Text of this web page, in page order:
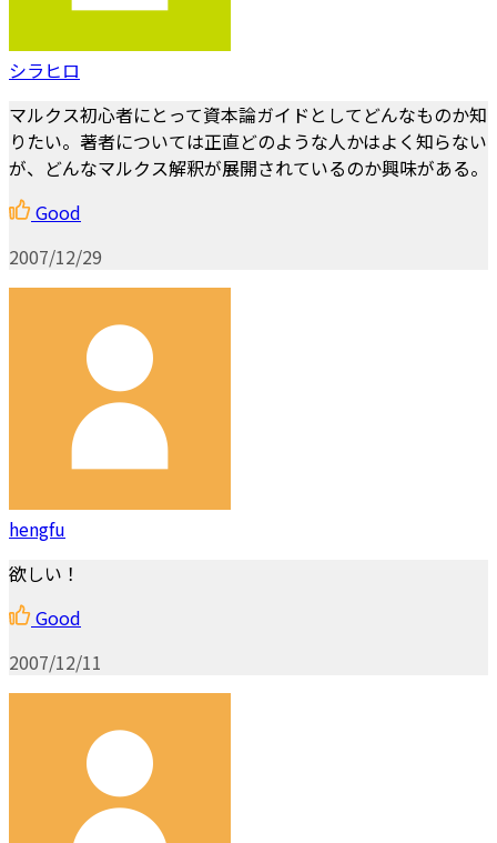
シラヒロ
マルクス初心者にとって資本論ガイドとしてどんなものか知
りたい。著者については正直どのような人かはよく知らない
が、どんなマルクス解釈が展開されているのか興味がある。
Good
2007/12/29
hengfu
欲しい！
Good
2007/12/11